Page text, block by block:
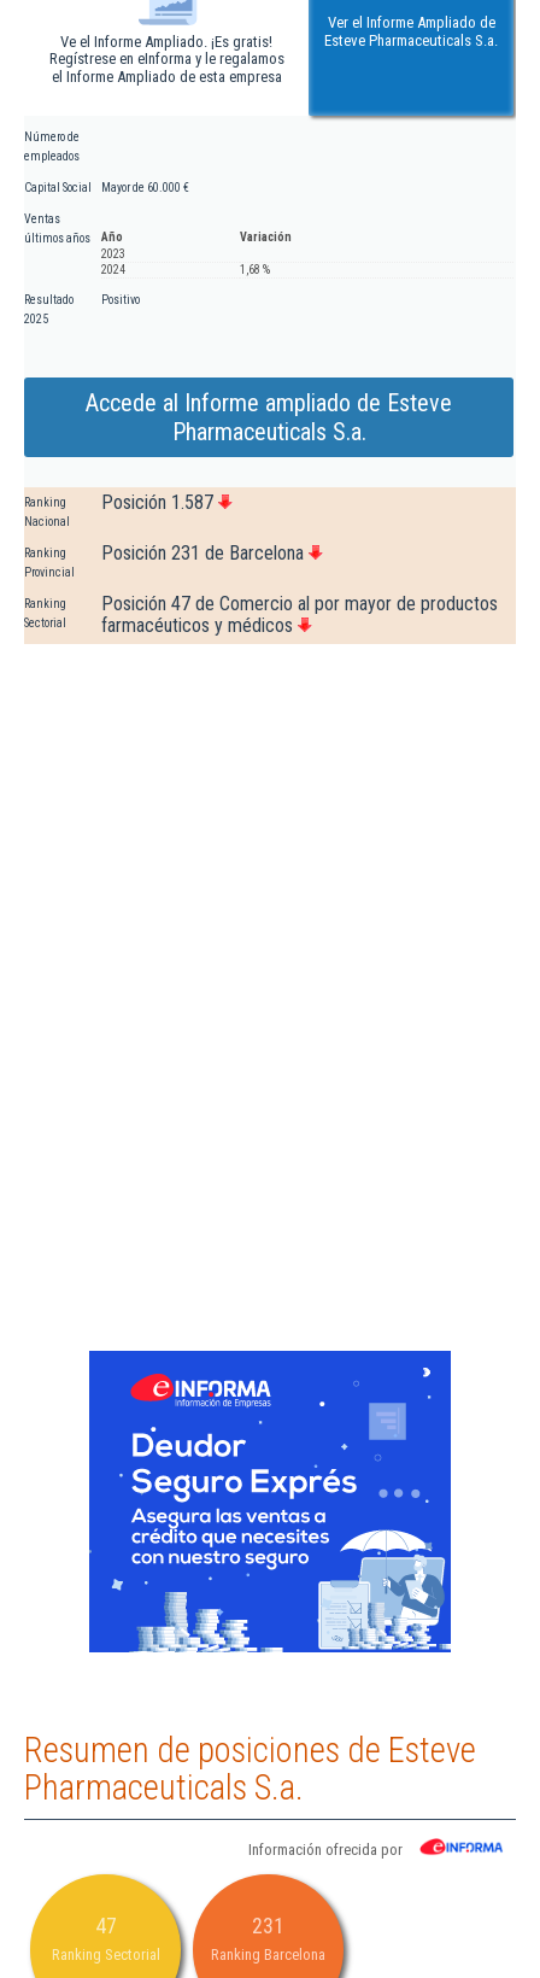
Ve el Informe Ampliado. ¡Es gratis!
Regístrese en eInforma y le regalamos
el Informe Ampliado de esta empresa
Ver el Informe Ampliado de
Esteve Pharmaceuticals S.a.
Número de
empleados
Capital Social Mayor de 60.000 €
Ventas
últimos años
Año
Variación
2023
2024
1,68 %
Resultado
2025
Positivo
Accede al Informe ampliado de Esteve
Pharmaceuticals S.a.
Ranking
Nacional
Posición 1.587
Ranking
Provincial
Posición 231 de Barcelona
Ranking
Sectorial
Posición 47 de Comercio al por mayor de productos
farmacéuticos y médicos
Resumen de posiciones de Esteve
Pharmaceuticals S.a.
Información ofrecida por
47
Ranking Sectorial
231
Ranking Barcelona